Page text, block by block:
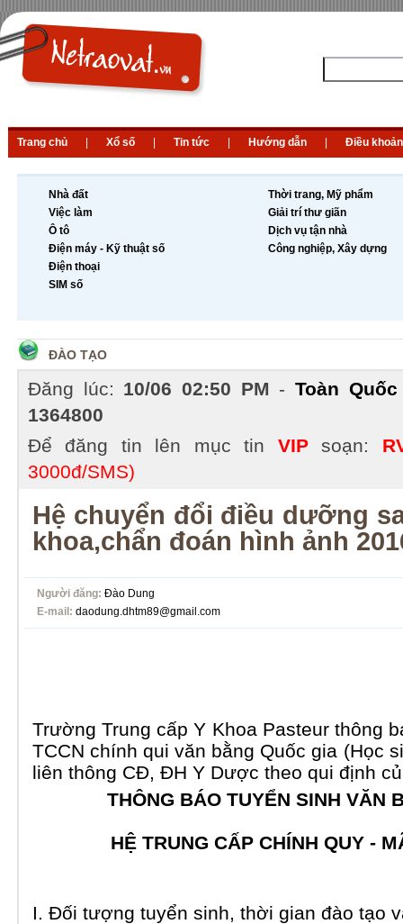
Trang chủ Xổ số Tin tức Hướng dẫn Điều khoản
Nhà đất
Việc làm
Ô tô
Điện máy - Kỹ thuật số
Điện thoại
SIM số
Thời trang, Mỹ phẩm
Giải trí thư giãn
Dịch vụ tận nhà
Công nghiệp, Xây dựng
ĐÀO TẠO
Đăng lúc: 10/06 02:50 PM -Toàn Quốc
1364800
Để đăng tin lên mục tin VIP soạn:
3000đ/SMS)
Hệ chuyển đổi điều dưỡng
khoa,chẩn đoán hình ảnh
Người đăng: Đào Dung
E-mail: daodung.dhtm89@gmail.com
Trường Trung cấp Y Khoa Pasteur thông
TCCN chính qui văn bằng Quốc gia (Học
liên thông CĐ, ĐH Y Dược theo qui định
THÔNG BÁO TUYỂN SINH VĂN
HỆ TRUNG CẤP CHÍNH QUY -
I. Đối tượng tuyển sinh, thời gian đào tạo